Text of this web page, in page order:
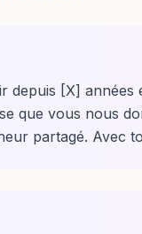
depuis [X] années
que vous nous
partagé. Avec